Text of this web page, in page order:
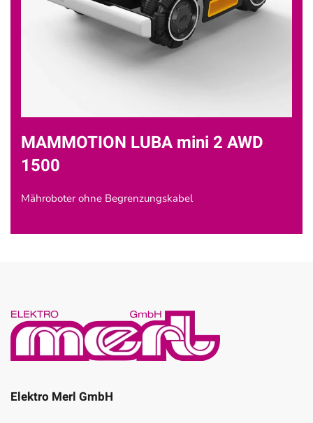
MAMMOTION LUBA mini 2 AWD
1500
Mähroboter ohne Begrenzungskabel
Elektro Merl GmbH